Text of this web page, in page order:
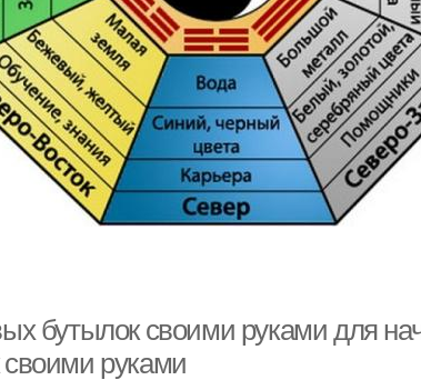
бутылок своими руками для
руками